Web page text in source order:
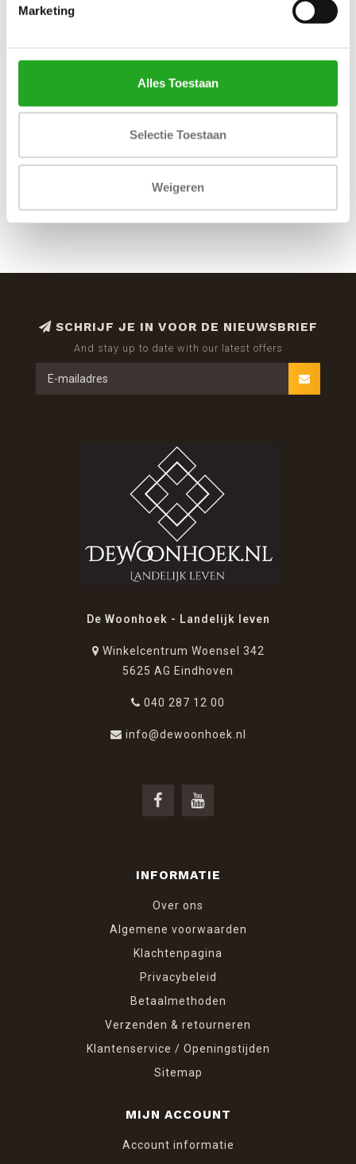
Marketing
Alles Toestaan
Selectie Toestaan
Weigeren
BEELD - MALE MASK
SCHRIJF JE IN VOOR DE NIEUWSBRIEF
And stay up to date with our latest offers
De Woonhoek - Landelijk leven
Winkelcentrum Woensel 342
5625 AG Eindhoven
040 287 12 00
info@dewoonhoek.nl
INFORMATIE
Over ons
Algemene voorwaarden
Klachtenpagina
Privacybeleid
Betaalmethoden
Verzenden & retourneren
Klantenservice / Openingstijden
Sitemap
MIJN ACCOUNT
Account informatie